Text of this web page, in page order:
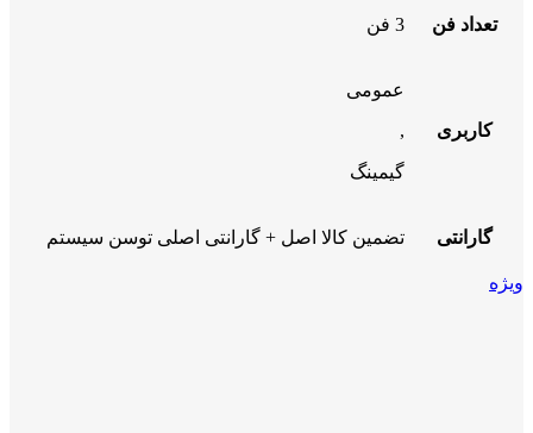
تعداد فن 3 فن
کاربری
عمومی
,
گیمینگ
گارانتی تضمین کالا اصل + گارانتی اصلی توسن سیستم
ویژه